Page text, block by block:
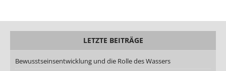
LETZTE BEITRÄGE
Bewusstseinsentwicklung und die Rolle des Wassers